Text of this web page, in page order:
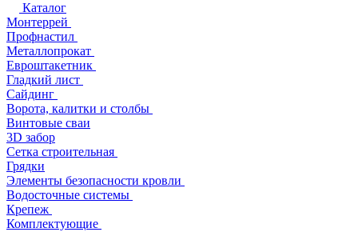
Каталог
Монтеррей
Профнастил
Металлопрокат
Евроштакетник
Гладкий лист
Сайдинг
Ворота, калитки и столбы
Винтовые сваи
3D забор
Сетка строительная
Грядки
Элементы безопасности кровли
Водосточные системы
Крепеж
Комплектующие